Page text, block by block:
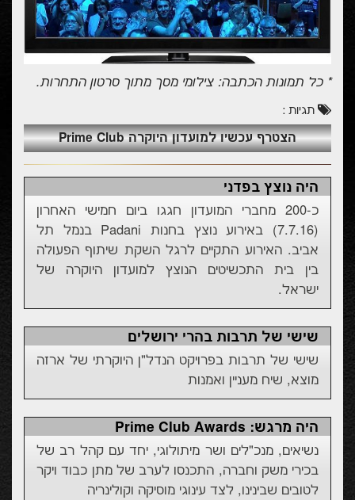
* כל תמונות הכתבה: צילומי מסך מתוך סרטון התחרות.
תגיות :
הצטרף עכשיו למועדון היוקרה Prime Club
היה נוצץ בפדני
כ-200 מחברי המועדון חגגו ביום חמישי האחרון
(7.7.16) באירוע נוצץ בחנות Padani בנמל תל
אביב. האירוע התקיים לרגל השקת שיתוף הפעולה
בין בית התכשיטים הנוצץ למועדון היוקרה של
ישראל.
שישי של תרבות בהרי ירושלים
שישי של תרבות בפרויקט הנדל"ן היוקרתי של ארזה
מוצא, שיח מעניין ואמנות
היה מרגש: Prime Club Awards
נשיאים, מנכ"לים ושר מיתולוגי, יחד עם קהל רב של
בכירי משק וחברה, התכנסו לערב של מתן כבוד ויקר
לטובים שבינינו, לצד עינוגי מוסיקה וקולינריה